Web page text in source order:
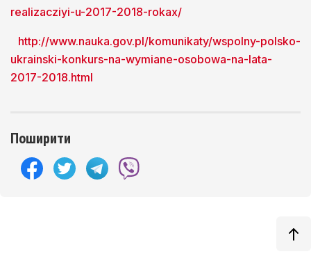
realizacziyi-u-2017-2018-rokax/
http://www.nauka.gov.pl/komunikaty/wspolny-polsko-
ukrainski-konkurs-na-wymiane-osobowa-na-lata-
2017-2018.html
Поширити